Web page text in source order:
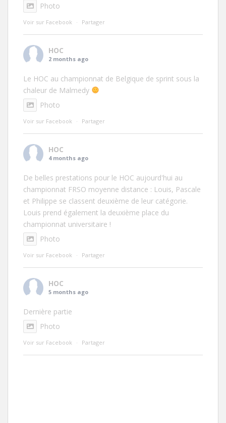
Photo
Voir sur Facebook · Partager
HOC
2 months ago
Le HOC au championnat de Belgique de sprint sous la
chaleur de Malmedy
Photo
Voir sur Facebook · Partager
HOC
4 months ago
De belles prestations pour le HOC aujourd'hui au
championnat FRSO moyenne distance : Louis, Pascale
et Philippe se classent deuxième de leur catégorie.
Louis prend également la deuxième place du
championnat universitaire !
Photo
Voir sur Facebook · Partager
HOC
5 months ago
Dernière partie
Photo
Voir sur Facebook · Partager